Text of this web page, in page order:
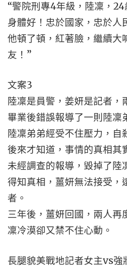
“警院刑專4年級，陸凜，24
身體好！忠於國家，忠於人
他頓了頓，紅著臉，繼續大
友！”
文案3
陸凜是員警，姜妍是記者，
畢業後錯誤報導了一則陸凜
陸凜弟弟經受不住壓力，自
後來才知道，事情的真相其
未經調查的報導，毀掉了陸
得知真相，薑妍無法接受，
者。
三年後，薑妍回國，兩人再
凜冷漠卻又禁不住心動。
長腿貌美戰地記者女主vs強